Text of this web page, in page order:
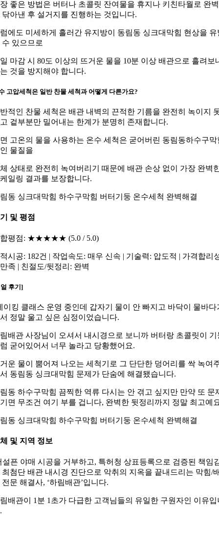
좋은 방법은 버터나 초콜릿 잔여물을 휴지나 키친타월로 완
닦아낸 후 설거지를 진행하는 것입니다.
에도 미세하게 흘러간 유지방이 동림동 싱크대막힘 현상을 유
수 있으므로
마감 시 80도 이상의 뜨거운 물을 10분 이상 배관으로 흘려보
것을 방지해야 합니다.
고압세척은 일반 찬물 세척과 어떻게 다른가요?
적인 찬물 세척은 배관 내벽의 끈적한 기름을 완전히 녹이지
겉부분만 밀어내는 한계가 분명히 존재합니다.
고온의 물을 사용하는 온수 세척은 굳어버린 동림동하수구막
물질을
상태로 완전히 녹여버리기 때문에 배관 손상 없이 가장 완벽
일링 결과를 보장합니다.
동 싱크대막힘 하수구막힘 버터기둥 온수세척 완벽해결
및 평점
평점: ★★★★★ (5.0 / 5.0)
시공: 182건 | 작업속도: 매우 신속 | 기술력: 압도적 | 가격합리
족 | 친절도/뒷정리: 완벽
후기]
이킹 클래스 운영 중인데 갑자기 물이 안 빠지고 바닥이 물바다
정말 울고 싶은 심정이었습니다.
배관 사장님이 오셔서 내시경으로 보니까 버터랑 초콜릿이 기
굳어있어서 너무 놀라고 당황했어요.
운 물이 뿜어져 나오는 세척기로 그 단단한 덩어리를 싹 녹여
동림동 싱크대막힘 문제가 단숨에 해결됐습니다.
동 하수구막힘 끔찍한 역류 다시는 안 겪고 싶지만 만약 또 문
면 무조건 여기 부를 겁니다, 완벽한 뒷정리까지 정말 최고예
동 싱크대막힘 하수구막힘 버터기둥 온수세척 완벽해결
및 지역 정보
설픈 야매 시공을 거부하고, 특허청 상표등록으로 검증된 책임
최첨단 배관 내시경 진단으로 악취의 지옥을 끝내드리는 막힘/
전문 해결사, ‘하림배관’입니다.
배관이 1분 1초가 다급한 고객님들의 유일한 구원자인 이유입